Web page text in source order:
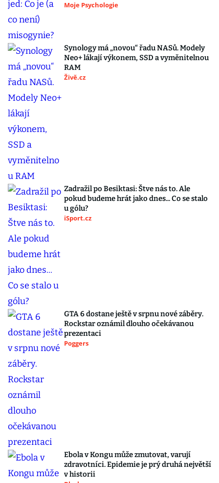
Moje Psychologie
Synology má „novou“ řadu NASů. Modely
Neo+ lákají výkonem, SSD a vyměnitelnou
RAM
Živě.cz
Zadražil po Besiktasi: Štve nás to. Ale
pokud budeme hrát jako dnes... Co se stalo
u gólu?
iSport.cz
GTA 6 dostane ještě v srpnu nové záběry.
Rockstar oznámil dlouho očekávanou
prezentaci
Poggers
Ebola v Kongu může zmutovat, varují
zdravotníci. Epidemie je prý druhá největší
v historii